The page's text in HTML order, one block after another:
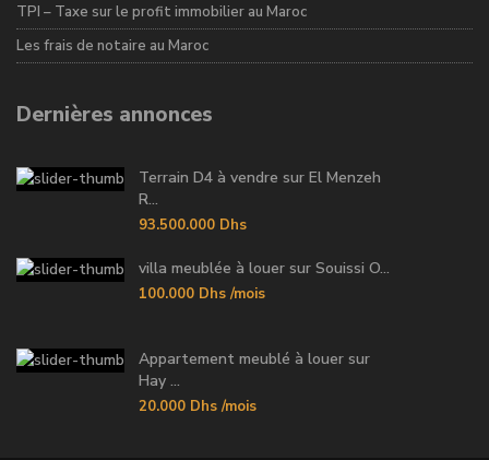
TPI – Taxe sur le profit immobilier au Maroc
Les frais de notaire au Maroc
Dernières annonces
Terrain D4 à vendre sur El Menzeh
R...
93.500.000 Dhs
villa meublée à louer sur Souissi O...
100.000 Dhs /mois
Appartement meublé à louer sur
Hay ...
20.000 Dhs /mois